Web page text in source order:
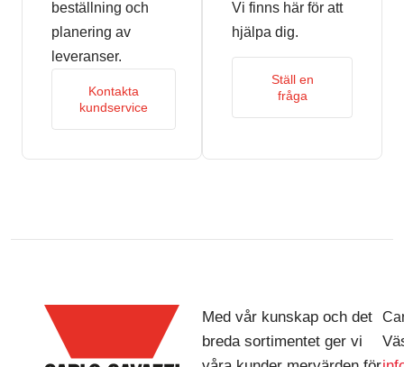
beställning och
planering av
leveranser.
Kontakta
kundservice
Vi finns här för att
hjälpa dig.
Ställ en
fråga
Med vår kunskap och det
breda sortimentet ger vi